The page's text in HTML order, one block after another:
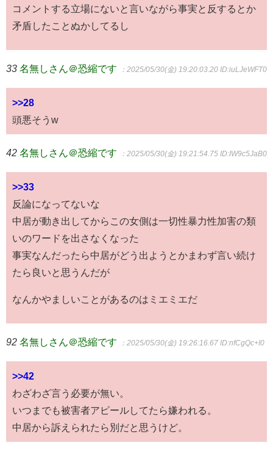
コメントする立場にないと言いながら事実と反するとか
矛盾したことぬかしてるし
33 名無しさん＠恐縮です ：2025/05/30(金) 19:20:03.20 ID:iuLJeWFT0
>>28
頭悪そうw
42 名無しさん＠恐縮です ：2025/05/30(金) 19:21:54.75 ID:IW9c5JaB0
>>33
反論になってないな
中居が動き出してからこの女側は一切性暴力性加害の類
いのワードを出さなくなった
事実なんだったら中居がどう出ようとかまわず言い続け
たら良いと思うんだが
なんかやましいことがあるのはミエミエだ
92 名無しさん＠恐縮です ：2025/05/30(金) 19:26:16.67 ID:nfCgQc+I0
>>42
わざわざ言う必要が無い。
いつまでも被害者アピールしてたら嫌われる。
中居から訴えられたら別だと思うけど。